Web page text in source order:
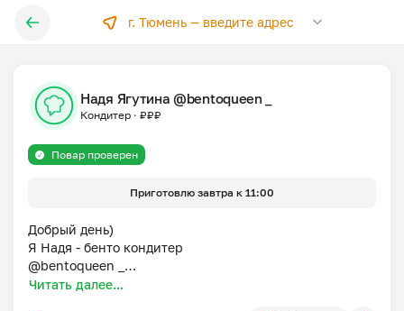
г. Тюмень — введите адрес
Надя Ягутина @bentoqueen _
Кондитер · ₽₽₽
Повар проверен
Приготовлю завтра к 11:00
Добрый день)
Я Надя - бенто кондитер
@bentoqueen _
У меня широкая линейка вкусов.
Читать далее...